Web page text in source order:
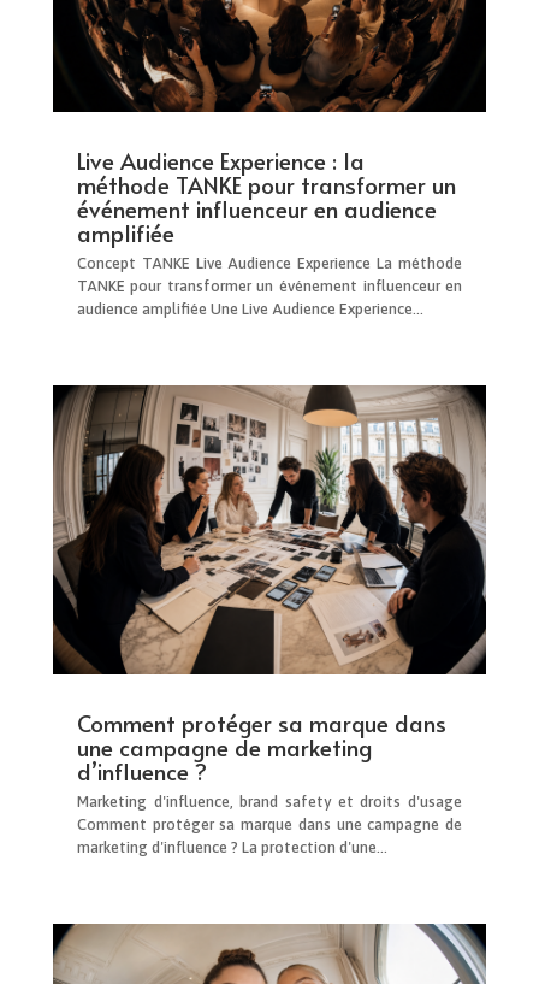
Live Audience Experience : la
méthode TANKE pour transformer un
événement influenceur en audience
amplifiée
Concept TANKE Live Audience Experience La méthode
TANKE pour transformer un événement influenceur en
audience amplifiée Une Live Audience Experience...
Comment protéger sa marque dans
une campagne de marketing
d’influence ?
Marketing d'influence, brand safety et droits d'usage
Comment protéger sa marque dans une campagne de
marketing d'influence ? La protection d'une...